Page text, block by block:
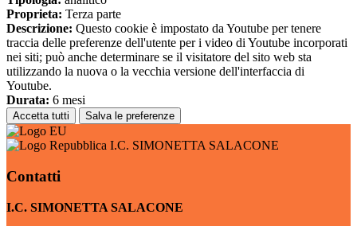
Proprieta: Terza parte
Descrizione: Questo cookie è impostato da Youtube per tenere
traccia delle preferenze dell'utente per i video di Youtube incorporati
nei siti; può anche determinare se il visitatore del sito web sta
utilizzando la nuova o la vecchia versione dell'interfaccia di
Youtube.
Durata: 6 mesi
Accetta tutti Salva le preferenze
I.C. SIMONETTA SALACONE
Contatti
I.C. SIMONETTA SALACONE